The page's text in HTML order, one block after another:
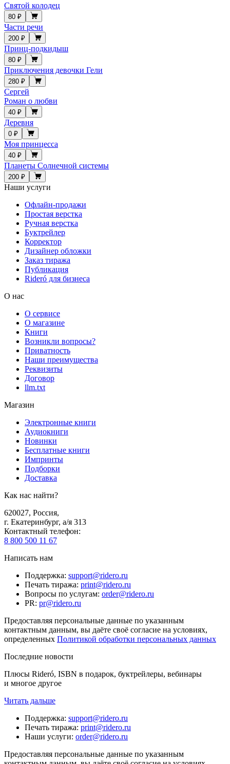
Святой колодец
80 ₽
Части речи
200 ₽
Принц-подкидыш
80 ₽
Приключения девочки Гели
280 ₽
Сергей
Роман о любви
40 ₽
Деревня
0 ₽
Моя принцесса
40 ₽
Планеты Солнечной системы
200 ₽
Наши услуги
Офлайн-продажи
Простая верстка
Ручная верстка
Буктрейлер
Корректор
Дизайнер обложки
Заказ тиража
Публикация
Rideró для бизнеса
О нас
О сервисе
О магазине
Книги
Возникли вопросы?
Приватность
Наши преимущества
Реквизиты
Договор
llm.txt
Магазин
Электронные книги
Аудиокниги
Новинки
Бесплатные книги
Импринты
Подборки
Доставка
Как нас найти?
620027, Россия,
г. Екатеринбург, а/я 313
Контактный телефон:
8 800 500 11 67
Написать нам
Поддержка: support@ridero.ru
Печать тиража: print@ridero.ru
Вопросы по услугам: order@ridero.ru
PR: pr@ridero.ru
Предоставляя персональные данные по указанным
контактным данным, вы даёте своё согласие на условиях,
определенных Политикой обработки персональных данных
Последние новости
Плюсы Rideró, ISBN в подарок, буктрейлеры, вебинары
и многое другое
Читать дальше
Поддержка: support@ridero.ru
Печать тиража: print@ridero.ru
Наши услуги: order@ridero.ru
Предоставляя персональные данные по указанным